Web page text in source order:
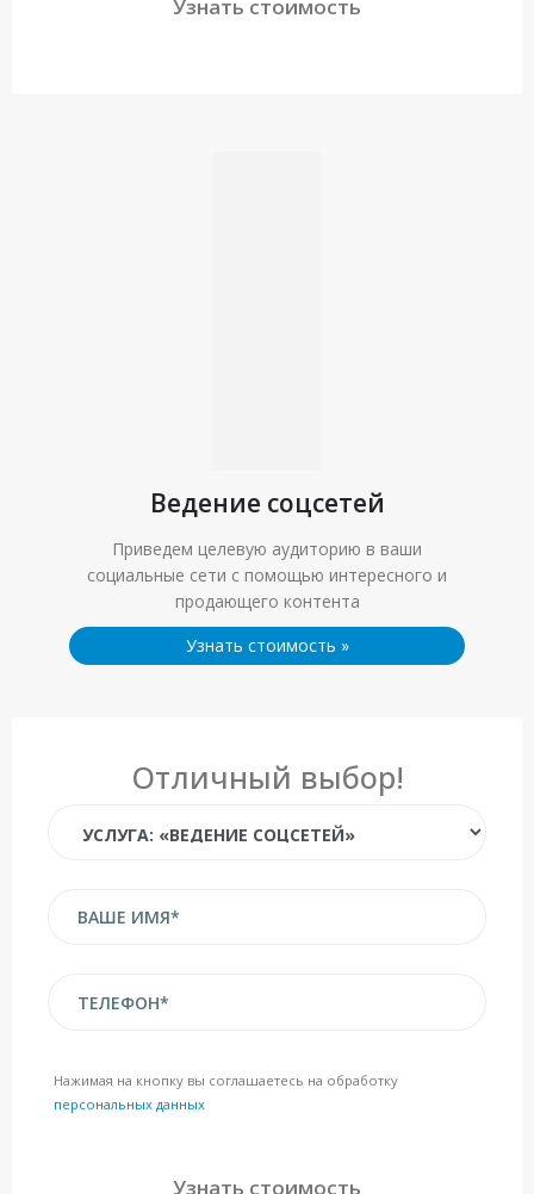
Ведение соцсетей
Приведем целевую аудиторию в ваши
социальные сети с помощью интересного и
продающего контента
Узнать стоимость »
Отличный выбор!
Нажимая на кнопку вы соглашаетесь на обработку
персональных данных